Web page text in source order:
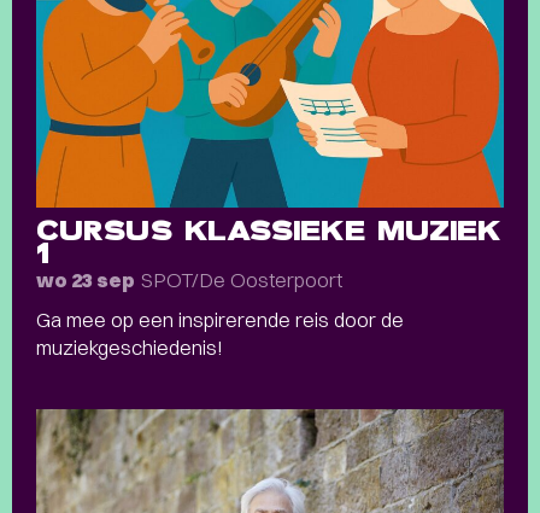
CURSUS KLASSIEKE MUZIEK
1
wo 23 sep SPOT/De Oosterpoort
Ga mee op een inspirerende reis door de
muziekgeschiedenis!